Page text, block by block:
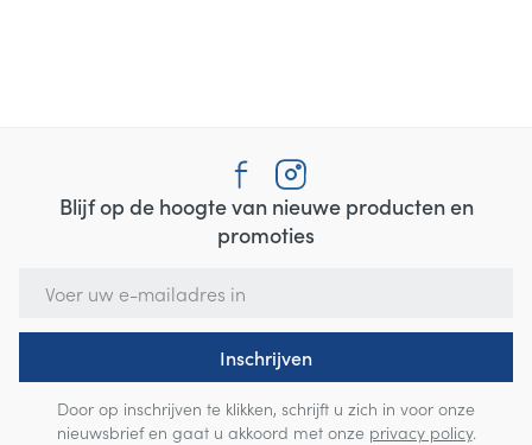
Blijf op de hoogte van nieuwe producten en
promoties
Inschrijven
Door op inschrijven te klikken, schrijft u zich in voor onze
nieuwsbrief en gaat u akkoord met onze privacy policy.